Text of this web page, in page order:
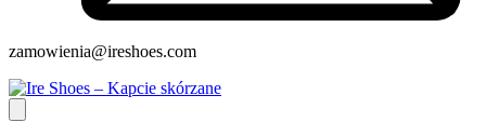
zamowienia@ireshoes.com